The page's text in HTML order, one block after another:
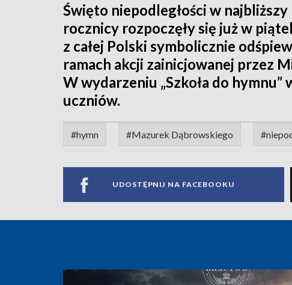
Święto niepodległości w
rocznicy rozpoczęły się już w
z całej Polski symbolicznie
ramach akcji zainicjowanej przez
W wydarzeniu „Szkoła do hymnu”
uczniów.
#hymn #Mazurek Dąbrowskiego
UDOSTĘPNIJ NA FACEBOOKU